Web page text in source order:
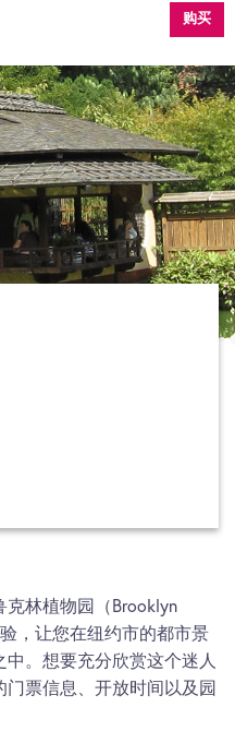
购买
林植物园（Brooklyn
，让您在纽约市的都市景
。想要充分欣赏这个迷人
票信息、开放时间以及园